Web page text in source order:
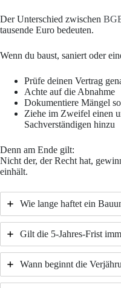
Der Unterschied zwischen
tausende Euro bedeuten.
Wenn du baust, saniert oder
Prüfe deinen Vertrag
Achte auf die Abnahme
Dokumentiere Mängel
Ziehe im Zweifel einen
Sachverständigen hinzu
Denn am Ende gilt:
Nicht der, der Recht hat,
einhält.
Wie lange haftet ein
Gilt die 5-Jahres-Frist
Wann beginnt die